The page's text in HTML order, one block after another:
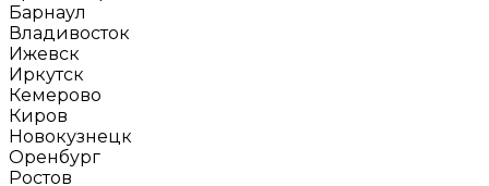
Барнаул
Владивосток
Ижевск
Иркутск
Кемерово
Киров
Новокузнецк
Оренбург
Ростов